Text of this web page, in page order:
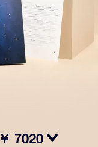
￥ 7020